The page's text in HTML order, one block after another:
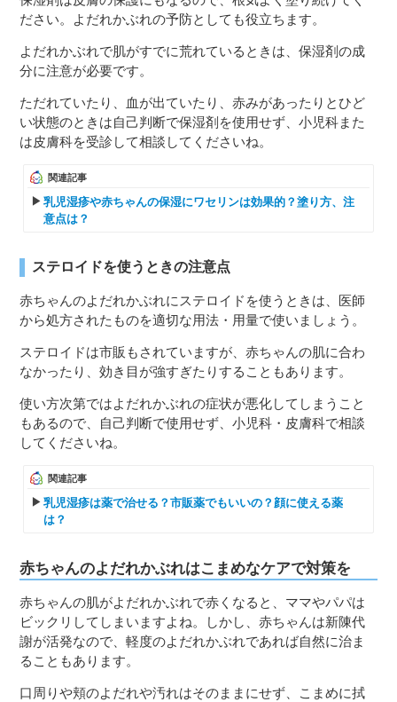
ださい。よだれかぶれの予防としても役立ちます。
よだれかぶれで肌がすでに荒れているときは、保湿剤の成
分に注意が必要です。
ただれていたり、血が出ていたり、赤みがあったりとひど
い状態のときは自己判断で保湿剤を使用せず、小児科また
は皮膚科を受診して相談してくださいね。
関連記事
乳児湿疹や赤ちゃんの保湿にワセリンは効果的？塗り方、注
意点は？
ステロイドを使うときの注意点
赤ちゃんのよだれかぶれにステロイドを使うときは、医師
から処方されたものを適切な用法・用量で使いましょう。
ステロイドは市販もされていますが、赤ちゃんの肌に合わ
なかったり、効き目が強すぎたりすることもあります。
使い方次第ではよだれかぶれの症状が悪化してしまうこと
もあるので、自己判断で使用せず、小児科・皮膚科で相談
してくださいね。
関連記事
乳児湿疹は薬で治せる？市販薬でもいいの？顔に使える薬
は？
赤ちゃんのよだれかぶれはこまめなケアで対策を
赤ちゃんの肌がよだれかぶれで赤くなると、ママやパパは
ビックリしてしまいますよね。しかし、赤ちゃんは新陳代
謝が活発なので、軽度のよだれかぶれであれば自然に治ま
ることもあります。
口周りや頬のよだれや汚れはそのままにせず、こまめに拭